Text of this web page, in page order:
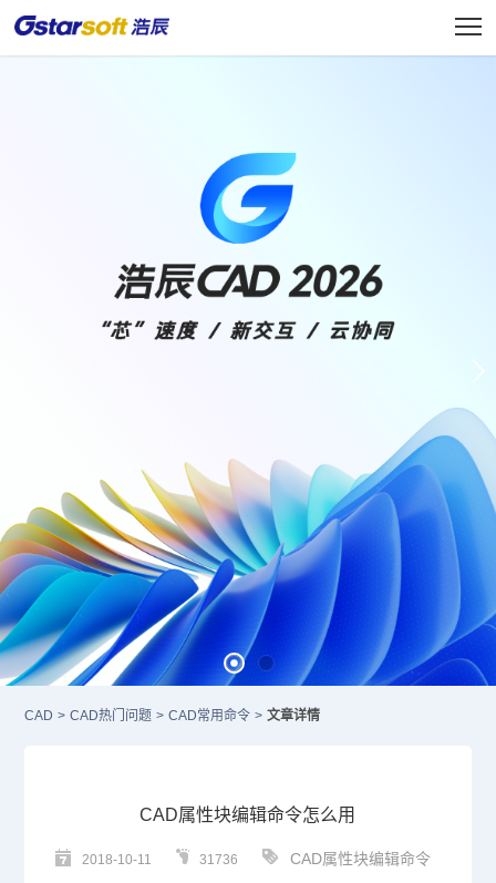
CAD > CAD热门问题 > CAD常用命令 > 文章详情
CAD属性块编辑命令怎么用
2018-10-11 31736 CAD属性块编辑命令